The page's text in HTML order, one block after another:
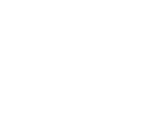
d’héritage et
à évaluer. Du